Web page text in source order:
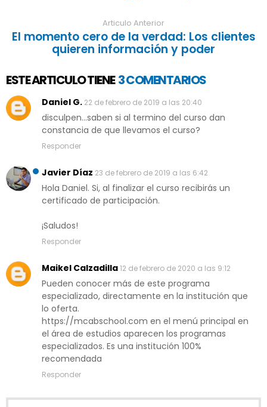
Articulo Anterior
El momento cero de la verdad: Los clientes
quieren información y poder
ESTE ARTICULO TIENE 3 COMENTARIOS
Daniel G. 22 de febrero de 2019 a las 20:40
disculpen...saben si al termino del curso dan
constancia de que llevamos el curso?
Responder
Javier Díaz 23 de febrero de 2019 a las 6:42
Hola Daniel. Si, al finalizar el curso recibirás un
certificado de participación.
¡Saludos!
Responder
Maikel Calzadilla12 de febrero de 2020 a las 9:12
Pueden conocer más de este programa
especializado, directamente en la institución que
lo oferta.
https://mcabschool.com en el menú principal en
el área de estudios aparecen los programas
especializados. Es una institución 100%
recomendada
Responder